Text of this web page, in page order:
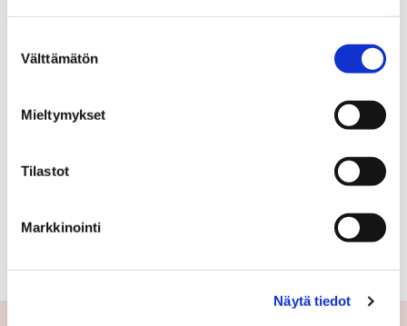
valinta
Välttämätön
Mieltymykset
Tilastot
Markkinointi
Näytä tiedot
psh wc.
115 000 € 105 m²
2h,tkh,tupakeittiö, s